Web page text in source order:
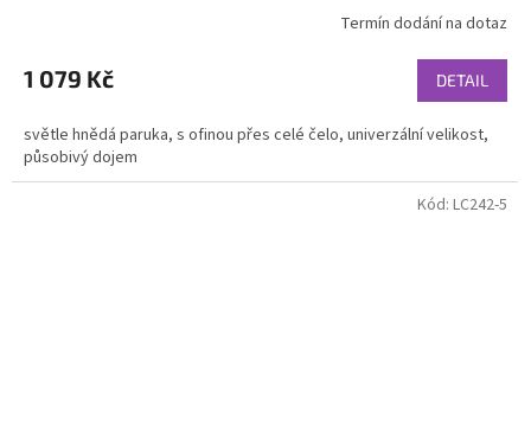
Termín dodání na dotaz
1 079 Kč DETAIL
světle hnědá paruka, s ofinou přes celé čelo, univerzální velikost,
působivý dojem
Kód: LC242-5